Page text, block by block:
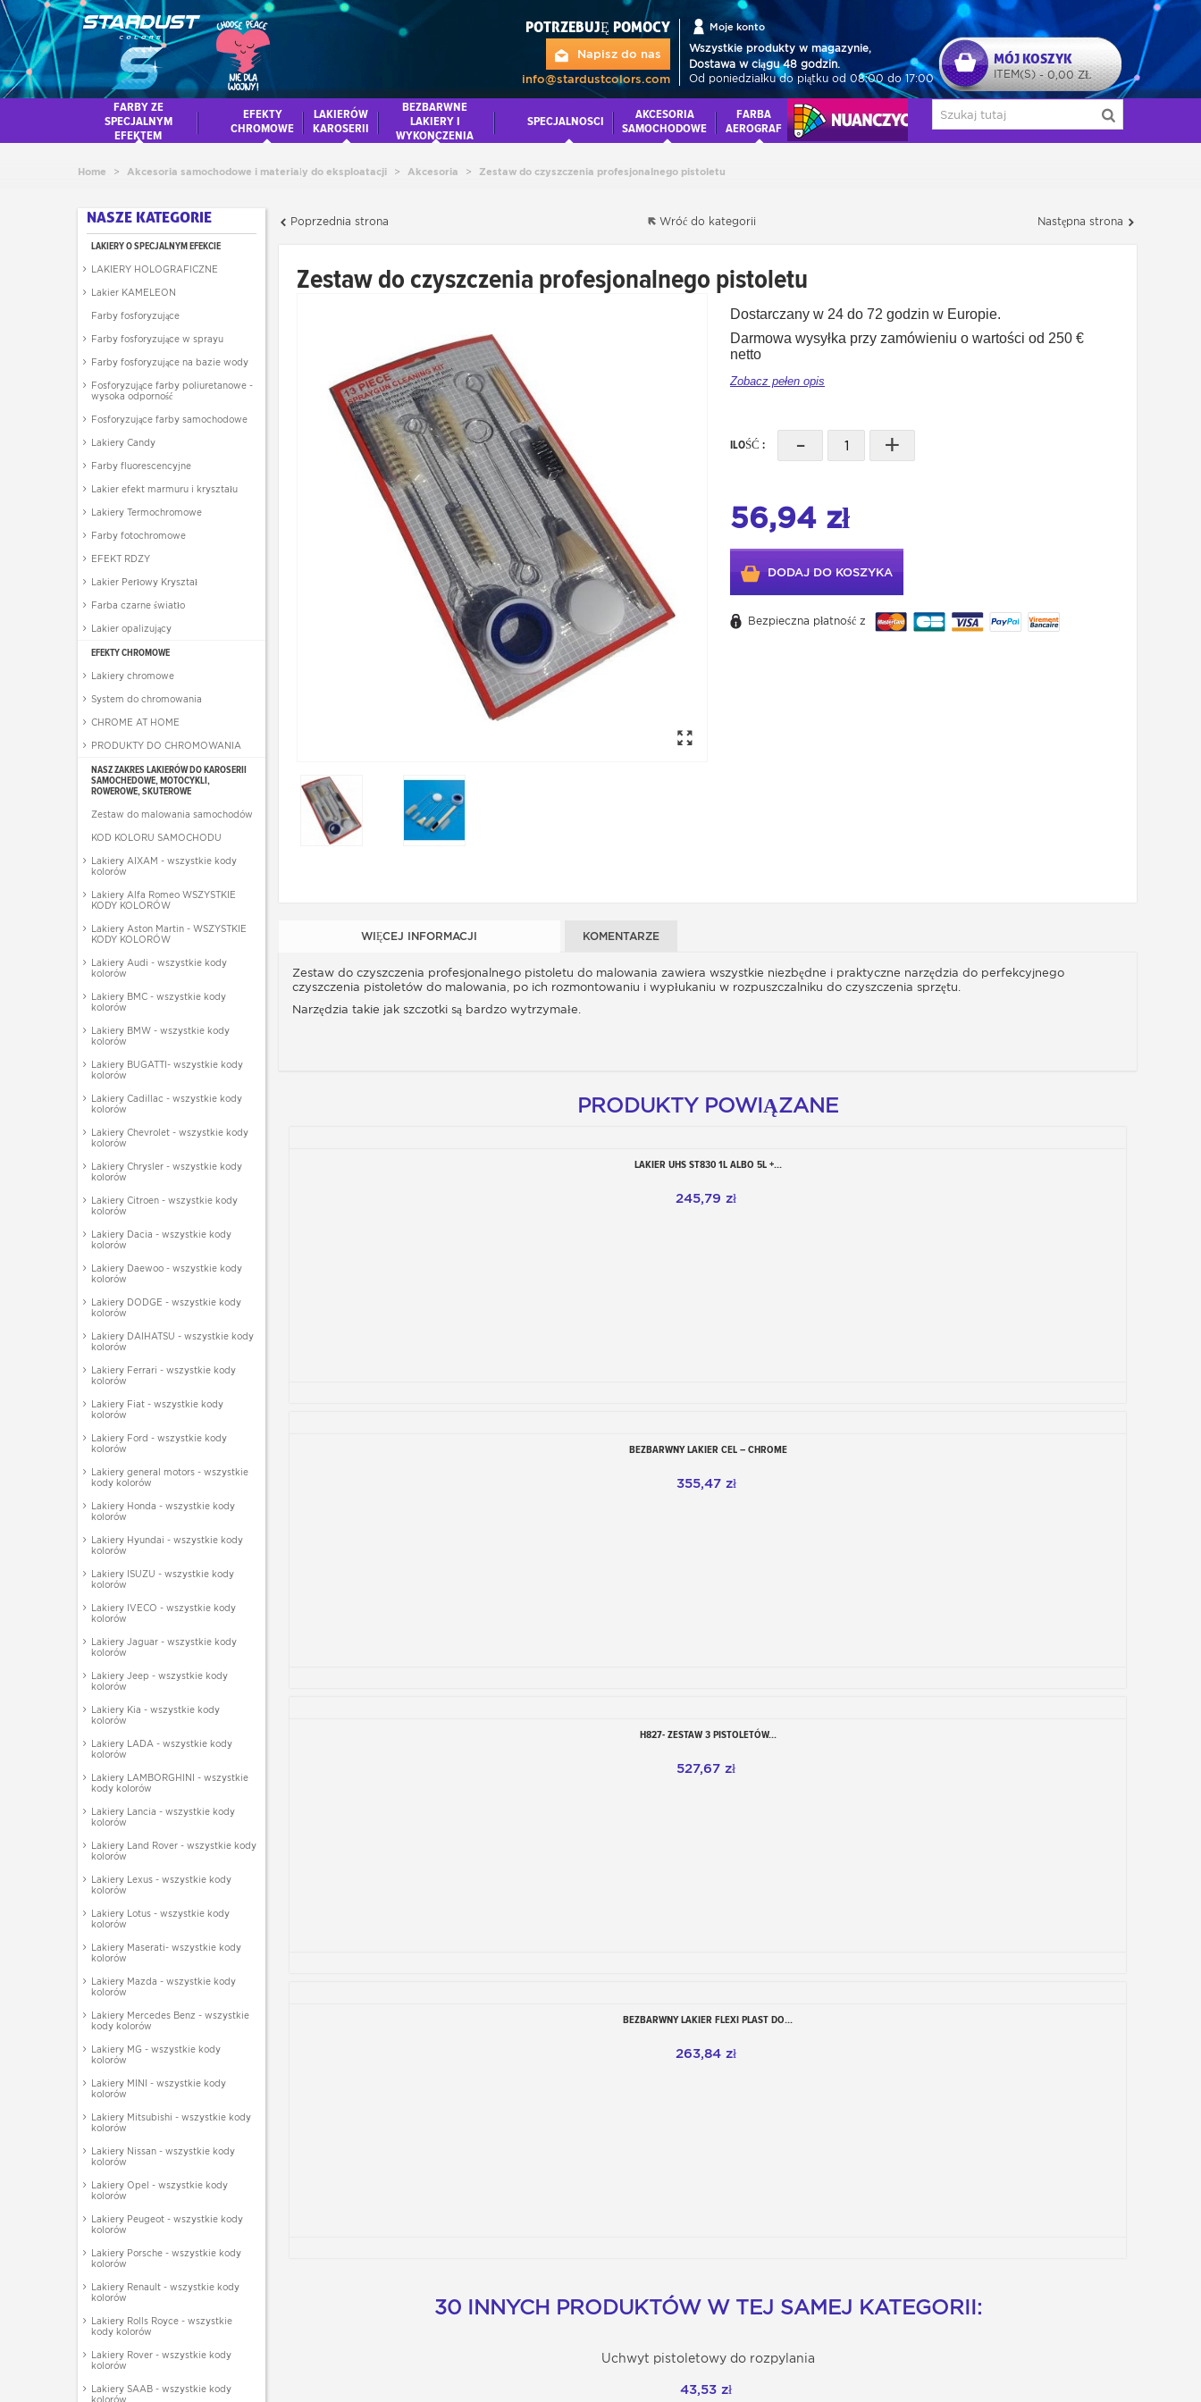
MÓJ KOSZYK
ITEM(S) - 0,00 ZŁ
POTRZEBUJĘ POMOCY
Napisz do nas
info@stardustcolors.com
Moje konto
Wszystkie produkty w magazynie,
Dostawa w ciągu 48 godzin.
Od poniedziałku do piątku od 08:00 do 17:00
FARBY ZE
SPECJALNYM
EFEKTEM
EFEKTY
CHROMOWE
LAKIERÓW
KAROSERII
BEZBARWNE
LAKIERY I
WYKONCZENIA
SPECJALNOSCI
AKCESORIA
SAMOCHODOWE
FARBA
AEROGRAF
NUAŃCZYCY
Home > Akcesoria samochodowe i materiały do eksploatacji > Akcesoria > Zestaw do czyszczenia profesjonalnego pistoletu
NASZE KATEGORIE
LAKIERY O SPECJALNYM EFEKCIE
LAKIERY HOLOGRAFICZNE
Lakier KAMELEON
Farby fosforyzujące
Farby fosforyzujące w sprayu
Farby fosforyzujące na bazie wody
Fosforyzujące farby poliuretanowe -
wysoka odporność
Fosforyzujące farby samochodowe
Lakiery Candy
Farby fluorescencyjne
Lakier efekt marmuru i kryształu
Lakiery Termochromowe
Farby fotochromowe
EFEKT RDZY
Lakier Perłowy Kryształ
Farba czarne światło
Lakier opalizujący
EFEKTY CHROMOWE
Lakiery chromowe
System do chromowania
CHROME AT HOME
PRODUKTY DO CHROMOWANIA
NASZ ZAKRES LAKIERÓW DO KAROSERII
SAMOCHEDOWE, MOTOCYKLI,
ROWEROWE, SKUTEROWE
Zestaw do malowania samochodów
KOD KOLORU SAMOCHODU
Lakiery AIXAM - wszystkie kody
kolorów
Lakiery Alfa Romeo WSZYSTKIE
KODY KOLORÓW
Lakiery Aston Martin - WSZYSTKIE
KODY KOLORÓW
Lakiery Audi - wszystkie kody
kolorów
Lakiery BMC - wszystkie kody
kolorów
Lakiery BMW - wszystkie kody
kolorów
Lakiery BUGATTI- wszystkie kody
kolorów
Lakiery Cadillac - wszystkie kody
kolorów
Lakiery Chevrolet - wszystkie kody
kolorów
Lakiery Chrysler - wszystkie kody
kolorów
Lakiery Citroen - wszystkie kody
kolorów
Lakiery Dacia - wszystkie kody
kolorów
Lakiery Daewoo - wszystkie kody
kolorów
Lakiery DODGE - wszystkie kody
kolorów
Lakiery DAIHATSU - wszystkie kody
kolorów
Lakiery Ferrari - wszystkie kody
kolorów
Lakiery Fiat - wszystkie kody
kolorów
Lakiery Ford - wszystkie kody
kolorów
Lakiery general motors - wszystkie
kody kolorów
Lakiery Honda - wszystkie kody
kolorów
Lakiery Hyundai - wszystkie kody
kolorów
Lakiery ISUZU - wszystkie kody
kolorów
Lakiery IVECO - wszystkie kody
kolorów
Lakiery Jaguar - wszystkie kody
kolorów
Lakiery Jeep - wszystkie kody
kolorów
Lakiery Kia - wszystkie kody
kolorów
Lakiery LADA - wszystkie kody
kolorów
Lakiery LAMBORGHINI - wszystkie
kody kolorów
Lakiery Lancia - wszystkie kody
kolorów
Lakiery Land Rover - wszystkie kody
kolorów
Lakiery Lexus - wszystkie kody
kolorów
Lakiery Lotus - wszystkie kody
kolorów
Lakiery Maserati- wszystkie kody
kolorów
Lakiery Mazda - wszystkie kody
kolorów
Lakiery Mercedes Benz - wszystkie
kody kolorów
Lakiery MG - wszystkie kody
kolorów
Lakiery MINI - wszystkie kody
kolorów
Lakiery Mitsubishi - wszystkie kody
kolorów
Lakiery Nissan - wszystkie kody
kolorów
Lakiery Opel - wszystkie kody
kolorów
Lakiery Peugeot - wszystkie kody
kolorów
Lakiery Porsche - wszystkie kody
kolorów
Lakiery Renault - wszystkie kody
kolorów
Lakiery Rolls Royce - wszystkie
kody kolorów
Lakiery Rover - wszystkie kody
kolorów
Lakiery SAAB - wszystkie kody
kolorów
Poprzednia strona Następna strona
Wróć do kategorii
Zestaw do czyszczenia profesjonalnego pistoletu
Dostarczany w 24 do 72 godzin w Europie.
Darmowa wysyłka przy zamówieniu o wartości od 250 €
netto
Zobacz pełen opis
ILOŚĆ : - +
56,94 zł
DODAJ DO KOSZYKA
Bezpieczna płatność z
WIĘCEJ INFORMACJI KOMENTARZE
Zestaw do czyszczenia profesjonalnego pistoletu do malowania zawiera wszystkie niezbędne i praktyczne narzędzia do perfekcyjnego
czyszczenia pistoletów do malowania, po ich rozmontowaniu i wypłukaniu w rozpuszczalniku do czyszczenia sprzętu.
Narzędzia takie jak szczotki są bardzo wytrzymałe.
PRODUKTY POWIĄZANE
Dodaj do koszyka
LAKIER UHS ST830 1L ALBO 5L +...
245,79 zł
Dodaj do koszyka
BEZBARWNY LAKIER CEL – CHROME
355,47 zł
Dodaj do koszyka
H827- ZESTAW 3 PISTOLETÓW...
527,67 zł
Dodaj do koszyka
BEZBARWNY LAKIER FLEXI PLAST DO...
263,84 zł
30 INNYCH PRODUKTÓW W TEJ SAMEJ KATEGORII:
Dodaj do koszyka
Uchwyt pistoletowy do rozpylania
43,53 zł